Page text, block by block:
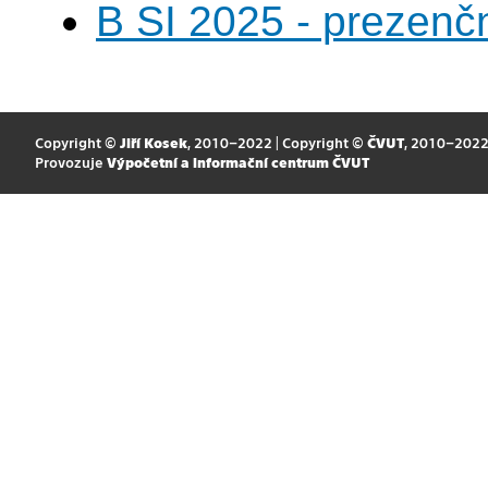
B SI 2025 -
Copyright © Jiří Kosek, 2010–2022 | Copyright © ČVUT, 2010–2022
Provozuje Výpočetní a informační centrum ČVUT